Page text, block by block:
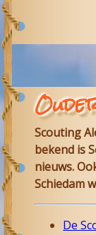
Scouting
bekend is
nieuws.
Schiedam
De